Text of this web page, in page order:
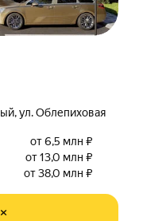
ул. Облепиховая
от 6,5 млн ₽
от 13,0 млн ₽
от 38,0 млн ₽